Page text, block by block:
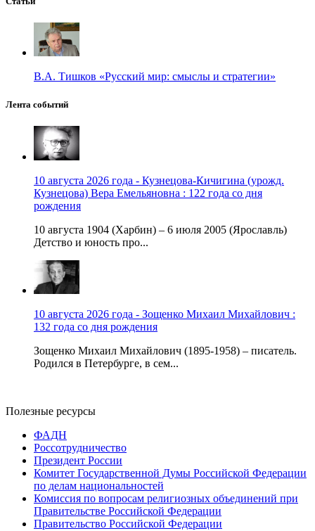
В.А. Тишков «Русский мир: смыслы и стратегии»
Лента событий
10 августа 2026 года - Кузнецова-Кичигина (урожд.
Кузнецова) Вера Емельяновна : 122 года со дня
рождения
10 августа 1904 (Харбин) – 6 июля 2005 (Ярославль)
Детство и юность про...
10 августа 2026 года - Зощенко Михаил Михайлович :
132 года со дня рождения
Зощенко Михаил Михайлович (1895-1958) – писатель.
Родился в Петербурге, в сем...
Полезные ресурсы
ФАДН
Россотрудничество
Президент России
Комитет Государственной Думы Российской Федерации
по делам национальностей
Комиссия по вопросам религиозных объединений при
Правительстве Российской Федерации
Правительство Российской Федерации